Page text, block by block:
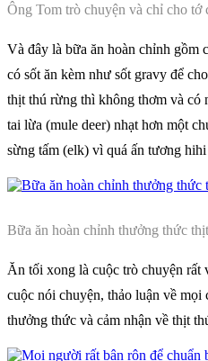
Ông Tom trò chuyện và chỉ cho tớ
Và đây là bữa ăn hoàn chỉnh gồm
có sốt ăn kèm như sốt gravy để
thịt thú rừng thì không thơm và có
tai lừa (mule deer) nhạt hơn một
sừng tấm (elk) vì quá ấn tương
Bữa ăn hoàn chỉnh thưởng thức
Ăn tối xong là cuộc trò chuyện rất
cuộc nói chuyện, thảo luận về
thưởng thức và cảm nhận về thịt